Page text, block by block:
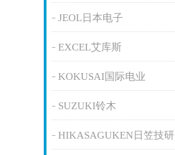
JEOL日本电子
EXCEL艾库斯
KOKUSAI国际电业
SUZUKI铃木
HIKASAGUKEN日笠技研